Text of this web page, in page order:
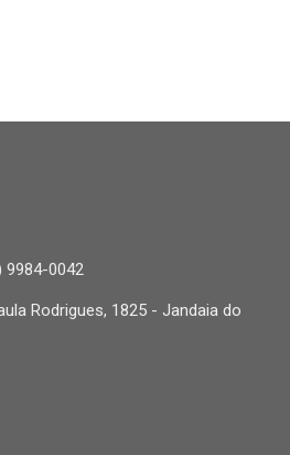
9984-0042
Rodrigues, 1825 - Jandaia do